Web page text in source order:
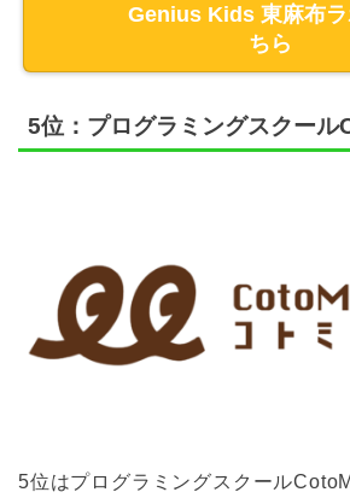
Genius Kids 東麻布ラ
ちら
5位：プログラミングスクー
5位はプログラミングスクール